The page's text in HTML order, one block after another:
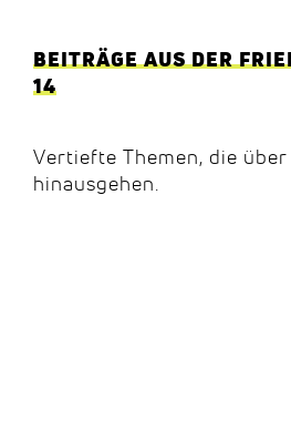
BEITRÄGE AUS DER
14
Vertiefte Themen, die
hinausgehen.